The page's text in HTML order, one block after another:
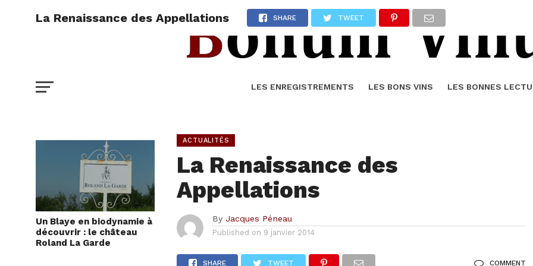
LES ENREGISTREMENTS LES BONS VINS LES BONNES
La Renaissance des Appellations SHARE TWEET
Un Blaye en biodynamie à
découvrir : le château
Roland La Garde
ACTUALITÉS
La Renaissance des
Appellations
By Jacques Péneau
Published on 9 janvier 2014
SHARE TWEET COMMENT